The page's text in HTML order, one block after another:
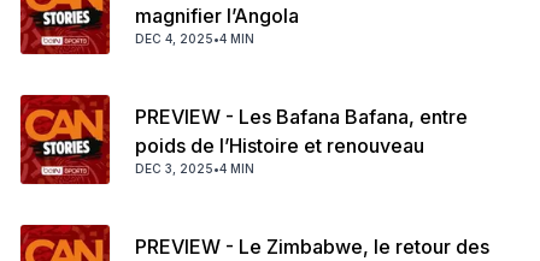
magnifier l’Angola
DEC 4, 2025•4 MIN
PREVIEW - Les Bafana Bafana, entre
poids de l’Histoire et renouveau
DEC 3, 2025•4 MIN
PREVIEW - Le Zimbabwe, le retour des